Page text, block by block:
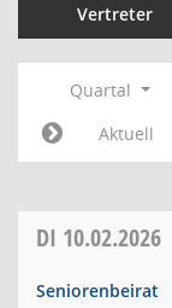
Vertreter
Quartal
Aktuell
DI 10.02.2026
Seniorenbeirat